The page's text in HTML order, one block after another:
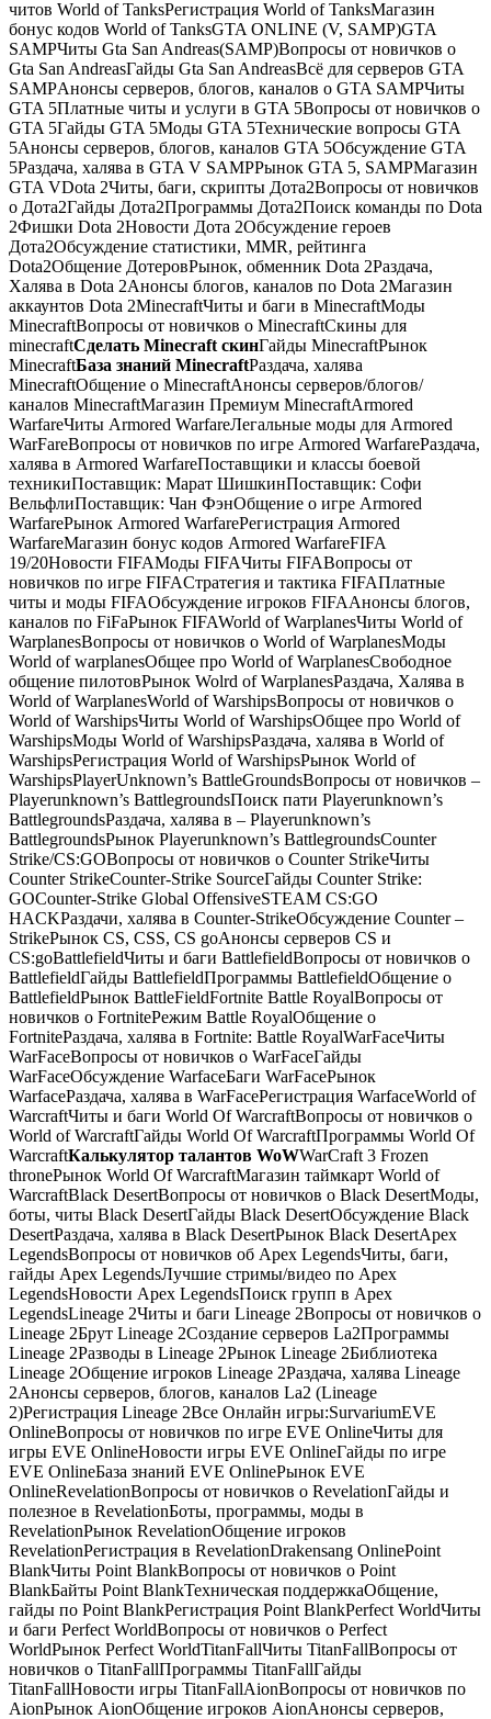
читов World of TanksРегистрация World of TanksМагазин
бонус кодов World of TanksGTA ONLINE (V, SAMP)GTA
SAMPЧиты Gta San Andreas(SAMP)Вопросы от новичков о
Gta San AndreasГайды Gta San AndreasВсё для серверов GTA
SAMPАнонсы серверов, блогов, каналов о GTA SAMPЧиты
GTA 5Платные читы и услуги в GTA 5Вопросы от новичков о
GTA 5Гайды GTA 5Моды GTA 5Технические вопросы GTA
5Анонсы серверов, блогов, каналов GTA 5Обсуждение GTA
5Раздача, халява в GTA V SAMPРынок GTA 5, SAMPМагазин
GTA VDota 2Читы, баги, скрипты Дота2Вопросы от новичков
о Дота2Гайды Дота2Программы Дота2Поиск команды по Dota
2Фишки Dota 2Новости Дота 2Обсуждение героев
Дота2Обсуждение статистики, MMR, рейтинга
Dota2Общение ДотеровРынок, обменник Dota 2Раздача,
Халява в Dota 2Анонсы блогов, каналов по Dota 2Магазин
аккаунтов Dota 2MinecraftЧиты и баги в MinecraftМоды
MinecraftВопросы от новичков о MinecraftСкины для
minecraftСделать Minecraft скинГайды MinecraftРынок
MinecraftБаза знаний MinecraftРаздача, халява
MinecraftОбщение о MinecraftАнонсы серверов/блогов/
каналов MinecraftМагазин Премиум MinecraftArmored
WarfareЧиты Armored WarfareЛегальные моды для Armored
WarFareВопросы от новичков по игре Armored WarfareРаздача,
халява в Armored WarfareПоставщики и классы боевой
техникиПоставщик: Марат ШишкинПоставщик: Софи
ВельфлиПоставщик: Чан ФэнОбщение о игре Armored
WarfareРынок Armored WarfareРегистрация Armored
WarfareМагазин бонус кодов Armored WarfareFIFA
19/20Новости FIFAМоды FIFAЧиты FIFAВопросы от
новичков по игре FIFAСтратегия и тактика FIFAПлатные
читы и моды FIFAОбсуждение игроков FIFAАнонсы блогов,
каналов по FiFaРынок FIFAWorld of WarplanesЧиты World of
WarplanesВопросы от новичков о World of WarplanesМоды
World of warplanesОбщее про World of WarplanesСвободное
общение пилотовРынок Wolrd of WarplanesРаздача, Халява в
World of WarplanesWorld of WarshipsВопросы от новичков о
World of WarshipsЧиты World of WarshipsОбщее про World of
WarshipsМоды World of WarshipsРаздача, халява в World of
WarshipsРегистрация World of WarshipsРынок World of
WarshipsPlayerUnknown’s BattleGroundsВопросы от новичков –
Playerunknown’s BattlegroundsПоиск пати Playerunknown’s
BattlegroundsРаздача, халява в – Playerunknown’s
BattlegroundsРынок Playerunknown’s BattlegroundsCounter
Strike/CS:GOВопросы от новичков о Counter StrikeЧиты
Counter StrikeCounter-Strike SourceГайды Counter Strike:
GOCounter-Strike Global OffensiveSTEAM CS:GO
HACKРаздачи, халява в Counter-StrikeОбсуждение Counter –
StrikeРынок CS, CSS, CS goАнонсы серверов CS и
CS:goBattlefieldЧиты и баги BattlefieldВопросы от новичков о
BattlefieldГайды BattlefieldПрограммы BattlefieldОбщение о
BattlefieldРынок BattleFieldFortnite Battle RoyalВопросы от
новичков о FortniteРежим Battle RoyalОбщение о
FortniteРаздача, халява в Fortnite: Battle RoyalWarFaceЧиты
WarFaceВопросы от новичков о WarFaceГайды
WarFaceОбсуждение WarfaceБаги WarFaceРынок
WarfaceРаздача, халява в WarFaceРегистрация WarfaceWorld of
WarcraftЧиты и баги World Of WarcraftВопросы от новичков о
World of WarcraftГайды World Of WarcraftПрограммы World Of
WarcraftКалькулятор талантов WoWWarCraft 3 Frozen
throneРынок World Of WarcraftМагазин таймкарт World of
WarcraftBlack DesertВопросы от новичков о Black DesertМоды,
боты, читы Black DesertГайды Black DesertОбсуждение Black
DesertРаздача, халява в Black DesertРынок Black DesertApex
LegendsВопросы от новичков об Apex LegendsЧиты, баги,
гайды Apex LegendsЛучшие стримы/видео по Apex
LegendsНовости Apex LegendsПоиск групп в Apex
LegendsLineage 2Читы и баги Lineage 2Вопросы от новичков о
Lineage 2Брут Lineage 2Создание серверов La2Программы
Lineage 2Разводы в Lineage 2Рынок Lineage 2Библиотека
Lineage 2Общение игроков Lineage 2Раздача, халява Lineage
2Анонсы серверов, блогов, каналов La2 (Lineage
2)Регистрация Lineage 2Все Онлайн игры:SurvariumEVE
OnlineВопросы от новичков по игре EVE OnlineЧиты для
игры EVE OnlineНовости игры EVE OnlineГайды по игре
EVE OnlineБаза знаний EVE OnlineРынок EVE
OnlineRevelationВопросы от новичков о RevelationГайды и
полезное в RevelationБоты, программы, моды в
RevelationРынок RevelationОбщение игроков
RevelationРегистрация в RevelationDrakensang OnlinePoint
BlankЧиты Point BlankВопросы от новичков о Point
BlankБайты Point BlankТехническая поддержкаОбщение,
гайды по Point BlankРегистрация Point BlankPerfect WorldЧиты
и баги Perfect WorldВопросы от новичков о Perfect
WorldРынок Perfect WorldTitanFallЧиты TitanFallВопросы от
новичков о TitanFallПрограммы TitanFallГайды
TitanFallНовости игры TitanFallAionВопросы от новичков по
AionРынок AionОбщение игроков AionАнонсы серверов,